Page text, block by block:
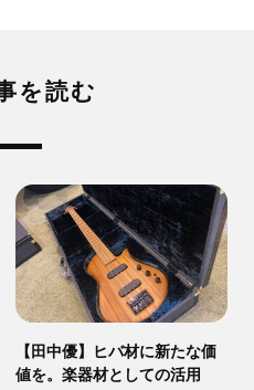
を読む
【田中優】ヒバ材に新たな価
値を。楽器材としての活用